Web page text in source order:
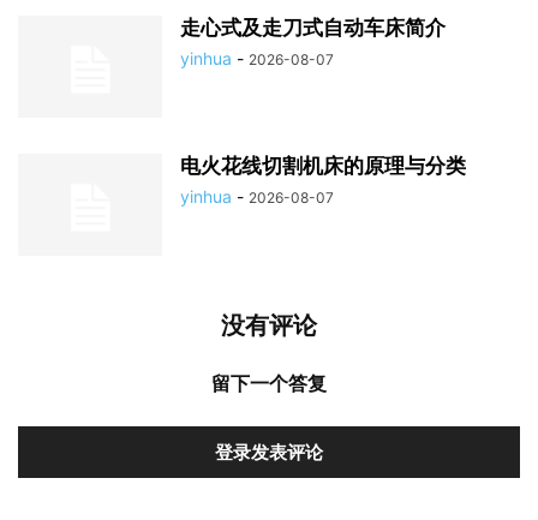
走心式及走刀式自动车床简介
yinhua - 2026-08-07
电火花线切割机床的原理与分类
yinhua - 2026-08-07
没有评论
留下一个答复
登录发表评论